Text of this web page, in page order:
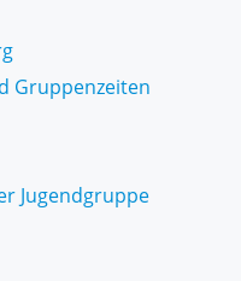
Gruppenzeiten
Jugendgruppe